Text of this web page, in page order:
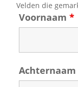
Velden die
Voornaam *
Achternaam